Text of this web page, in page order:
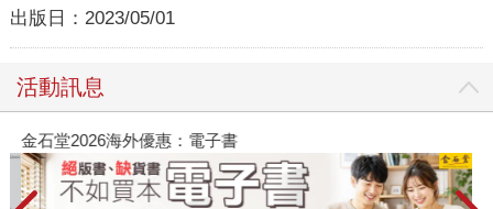
出版日： 2023/05/01
活動訊息
金石堂2026海外優惠：電子書